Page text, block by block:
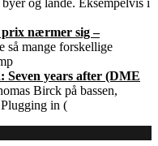
prix nærmer sig –
mange forskellige
Seven years after (DME
Birck på bassen,
Plugging in (